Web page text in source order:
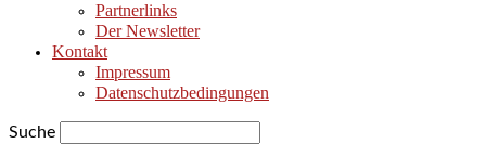
Partnerlinks
Der Newsletter
Kontakt
Impressum
Datenschutzbedingungen
Suche